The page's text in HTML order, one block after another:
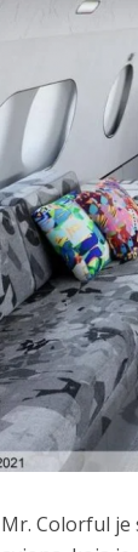
Mr. Colorful je